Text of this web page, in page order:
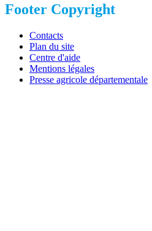
Footer Copyright
Contacts
Plan du site
Centre d'aide
Mentions légales
Presse agricole départementale